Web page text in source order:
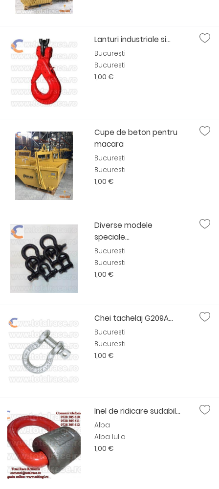
Lanturi industriale si...
București
Bucuresti
1,00 €
Cupe de beton pentru
macara
București
Bucuresti
1,00 €
Diverse modele
speciale...
București
Bucuresti
1,00 €
Chei tachelaj G209A...
București
Bucuresti
1,00 €
Inel de ridicare sudabil...
Alba
Alba Iulia
1,00 €